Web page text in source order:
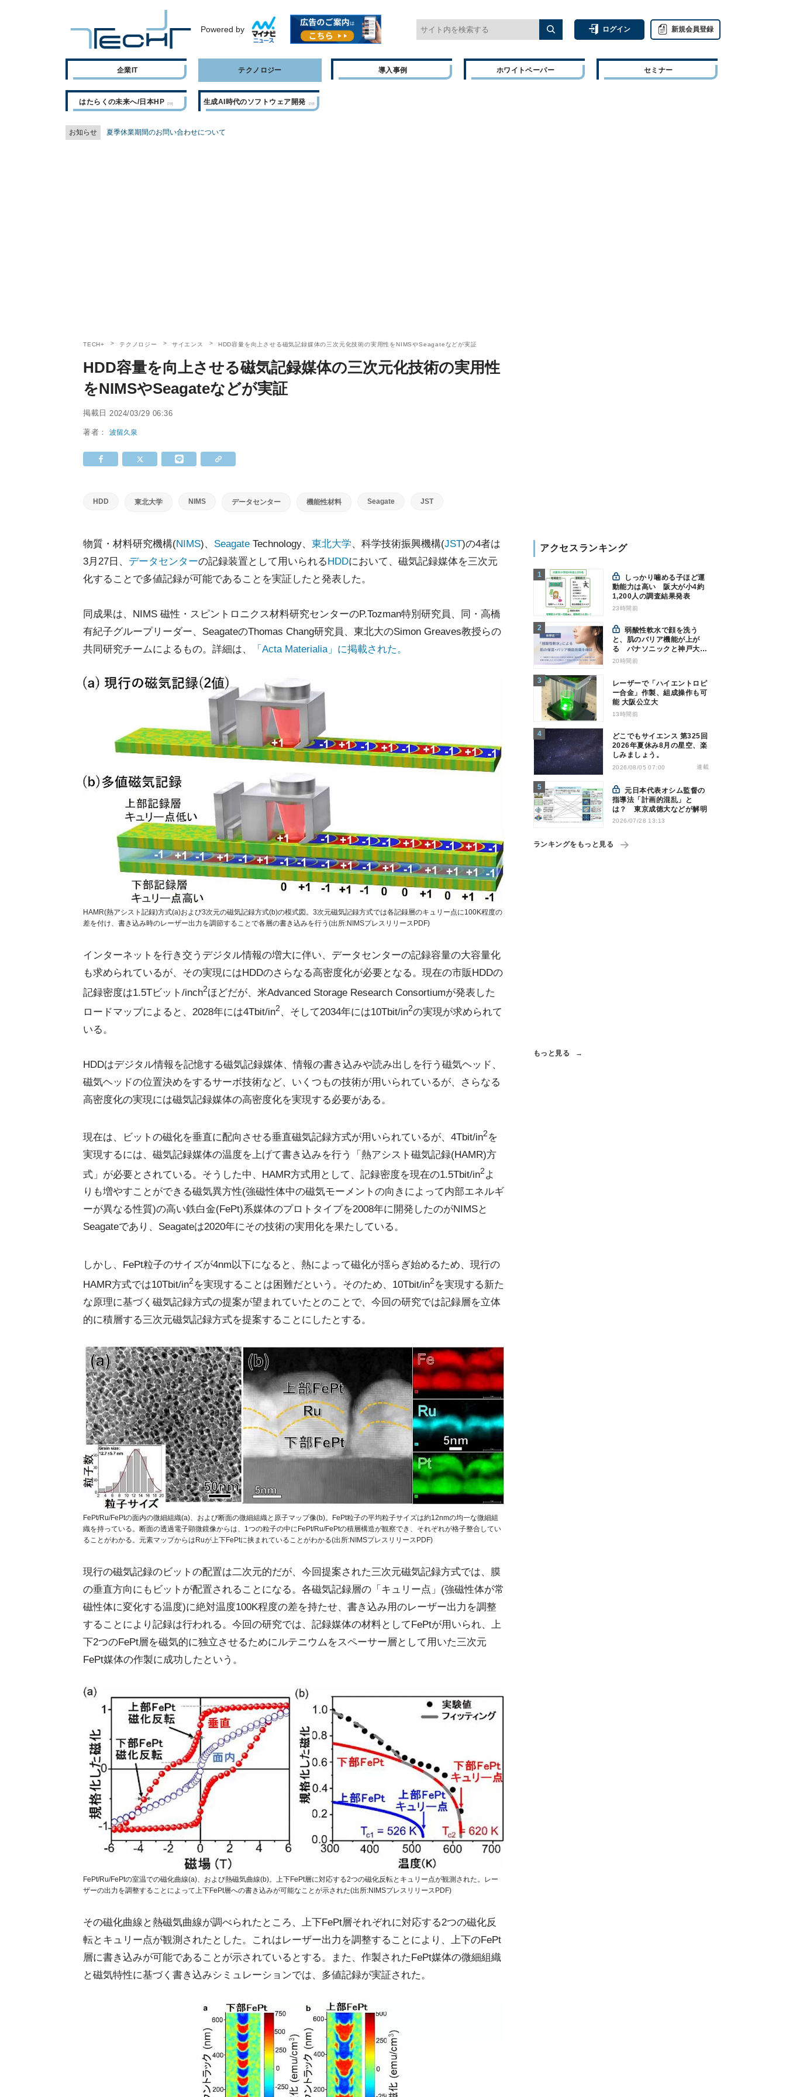
Powered by ログイン 新規会員登録
企業IT テクノロジー 導入事例 ホワイトペーパー セミナー
はたらくの未来へ/日本HP 生成AI時代のソフトウェア開発
お知らせ 夏季休業期間のお問い合わせについて
TECH+ テクノロジー サイエンス HDD容量を向上させる磁気記録媒体の三次元化技術の実用性をNIMSやSeagateなどが実証
HDD容量を向上させる磁気記録媒体の三次元化技術の実用性
をNIMSやSeagateなどが実証
掲載日 2024/03/29 06:36
著者：波留久泉
HDD 東北大学 NIMS データセンター 機能性材料 Seagate JST
物質・材料研究機構(NIMS)、 Seagate Technology、 東北大学、科学技術振興機構(JST)の4者は
3月27日、 データセンターの記録装置として用いられるHDDにおいて、磁気記録媒体を三次元
化することで多値記録が可能であることを実証したと発表した。
同成果は、NIMS 磁性・スピントロニクス材料研究センターのP.Tozman特別研究員、同・高橋
有紀子グループリーダー、SeagateのThomas Chang研究員、東北大のSimon Greaves教授らの
共同研究チームによるもの。詳細は、
「Acta Materialia」に掲載された。
HAMR(熱アシスト記録)方式(a)および3次元の磁気記録方式(b)の模式図。3次元磁気記録方式では各記録層のキュリー点に100K程度の
差を付け、書き込み時のレーザー出力を調節することで各層の書き込みを行う(出所:NIMSプレスリリースPDF)
インターネットを行き交うデジタル情報の増大に伴い、データセンターの記録容量の大容量化
も求められているが、その実現にはHDDのさらなる高密度化が必要となる。現在の市販HDDの
記録密度は1.5Tビット/inch2ほどだが、米Advanced Storage Research Consortiumが発表した
ロードマップによると、2028年には4Tbit/in2、そして2034年には10Tbit/in2の実現が求められて
いる。
HDDはデジタル情報を記憶する磁気記録媒体、情報の書き込みや読み出しを行う磁気ヘッド、
磁気ヘッドの位置決めをするサーボ技術など、いくつもの技術が用いられているが、さらなる
高密度化の実現には磁気記録媒体の高密度化を実現する必要がある。
現在は、ビットの磁化を垂直に配向させる垂直磁気記録方式が用いられているが、4Tbit/in2を
実現するには、磁気記録媒体の温度を上げて書き込みを行う「熱アシスト磁気記録(HAMR)方
式」が必要とされている。そうした中、HAMR方式用として、記録密度を現在の1.5Tbit/in2よ
りも増やすことができる磁気異方性(強磁性体中の磁気モーメントの向きによって内部エネルギ
ーが異なる性質)の高い鉄白金(FePt)系媒体のプロトタイプを2008年に開発したのがNIMSと
Seagateであり、Seagateは2020年にその技術の実用化を果たしている。
しかし、FePt粒子のサイズが4nm以下になると、熱によって磁化が揺らぎ始めるため、現行の
HAMR方式では10Tbit/in2を実現することは困難だという。そのため、10Tbit/in2を実現する新た
な原理に基づく磁気記録方式の提案が望まれていたとのことで、今回の研究では記録層を立体
的に積層する三次元磁気記録方式を提案することにしたとする。
FePt/Ru/FePtの面内の微細組織(a)、および断面の微細組織と原子マップ像(b)。FePt粒子の平均粒子サイズは約12nmの均一な微細組
織を持っている。断面の透過電子顕微鏡像からは、1つの粒子の中にFePt/Ru/FePtの積層構造が観察でき、それぞれが格子整合してい
ることがわかる。元素マップからはRuが上下FePtに挟まれていることがわかる(出所:NIMSプレスリリースPDF)
現行の磁気記録のビットの配置は二次元的だが、今回提案された三次元磁気記録方式では、膜
の垂直方向にもビットが配置されることになる。各磁気記録層の「キュリー点」(強磁性体が常
磁性体に変化する温度)に絶対温度100K程度の差を持たせ、書き込み用のレーザー出力を調整
することにより記録は行われる。今回の研究では、記録媒体の材料としてFePtが用いられ、上
下2つのFePt層を磁気的に独立させるためにルテニウムをスペーサー層として用いた三次元
FePt媒体の作製に成功したという。
FePt/Ru/FePtの室温での磁化曲線(a)、および熱磁気曲線(b)。上下FePt層に対応する2つの磁化反転とキュリー点が観測された。レー
ザーの出力を調整することによって上下FePt層への書き込みが可能なことが示された(出所:NIMSプレスリリースPDF)
その磁化曲線と熱磁気曲線が調べられたところ、上下FePt層それぞれに対応する2つの磁化反
転とキュリー点が観測されたとした。これはレーザー出力を調整することにより、上下のFePt
層に書き込みが可能であることが示されているとする。また、作製されたFePt媒体の微細組織
と磁気特性に基づく書き込みシミュレーションでは、多値記録が実証された。
アクセスランキング
動能力は高い 阪大が小4約
1,200人の調査結果発表
23時間前
弱酸性軟水で顔を洗う
と、肌のバリア機能が上が
る パナソニックと神戸大が
確認
20時間前
レーザーで「ハイエントロピ
ー合金」作製、組成操作も可
能 大阪公立大
13時間前
どこでもサイエンス 第325回
2026年夏休み8月の星空、楽
しみましょう。
2026/08/05 07:00 連載
元日本代表オシム監督の
指導法「計画的混乱」と
は？ 東京成徳大などが解明
2026/07/28 13:13
ランキングをもっと見る
もっと見る